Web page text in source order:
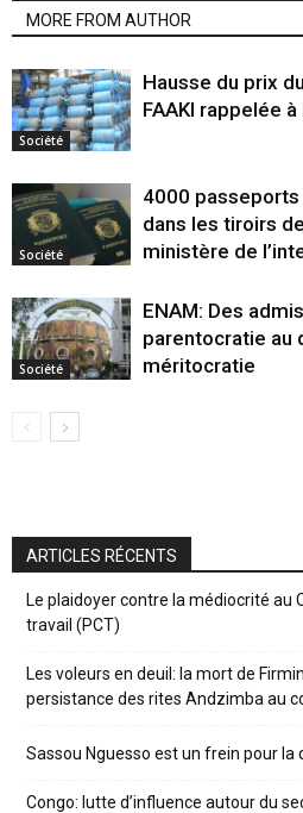
MORE FROM AUTHOR
Société
Hausse du prix
FAAKI rappelée
Société
4000
dans les tiroirs
ministère de
Société
ENAM: Des
parentocratie au
méritocratie
ARTICLES RÉCENTS
Le plaidoyer contre la médiocrité au
travail (PCT)
Les voleurs en deuil: la mort de
persistance des rites Andzimba au
Sassou Nguesso est un frein pour
Congo: lutte d’influence autour du